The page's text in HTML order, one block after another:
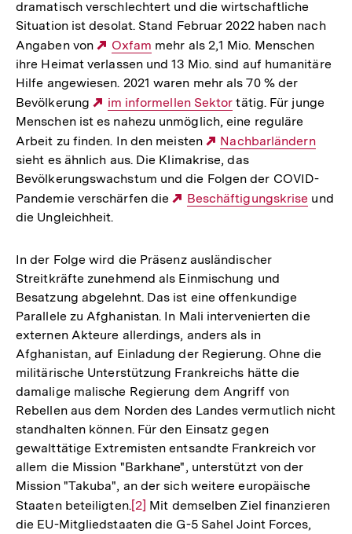
dramatisch verschlechtert und die wirtschaftliche
Situation ist desolat. Stand Februar 2022 haben nach
Angaben von
Externer
Link:
Oxfam mehr als 2,1 Mio. Menschen
ihre Heimat verlassen und 13 Mio. sind auf humanitäre
Hilfe angewiesen. 2021 waren mehr als 70 % der
Bevölkerung
Externer
Link:
im informellen Sektor tätig. Für junge
Menschen ist es nahezu unmöglich, eine reguläre
Arbeit zu finden. In den meisten
Externer
Link:
Nachbarländern
sieht es ähnlich aus. Die Klimakrise, das
Bevölkerungswachstum und die Folgen der COVID-
Pandemie verschärfen die
Externer
Beschäftigungskrise und
die Ungleichheit.
In der Folge wird die Präsenz ausländischer
Streitkräfte zunehmend als Einmischung und
Besatzung abgelehnt. Das ist eine offenkundige
Parallele zu Afghanistan. In Mali intervenierten die
externen Akteure allerdings, anders als in
Afghanistan, auf Einladung der Regierung. Ohne die
militärische Unterstützung Frankreichs hätte die
damalige malische Regierung dem Angriff von
Rebellen aus dem Norden des Landes vermutlich nicht
standhalten können. Für den Einsatz gegen
gewalttätige Extremisten entsandte Frankreich vor
allem die Mission "Barkhane", unterstützt von der
Mission "Takuba", an der sich weitere europäische
Staaten beteiligten.Zur
Auflösung
[2] Mit demselben Ziel finanzieren
die EU-Mitgliedstaaten die G-5 Sahel Joint Forces,